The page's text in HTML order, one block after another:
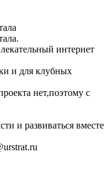
интернет
и для клубных
нет,поэтому с
и развиваться вместе